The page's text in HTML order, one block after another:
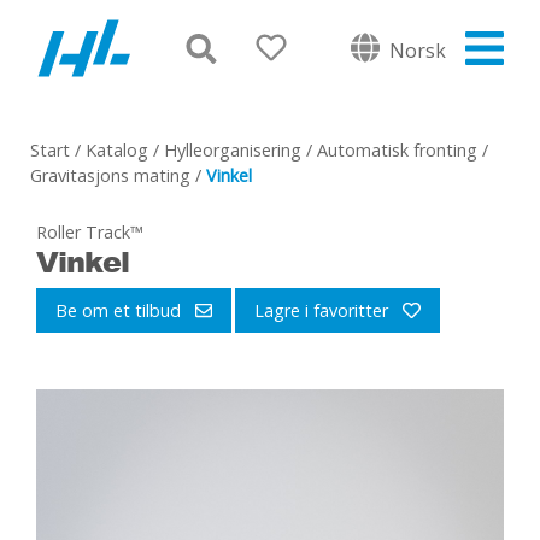
Norsk
Start / Katalog / Hylleorganisering / Automatisk fronting /
Gravitasjons mating / Vinkel
Roller Track™
Vinkel
Be om et tilbud Lagre i favoritter